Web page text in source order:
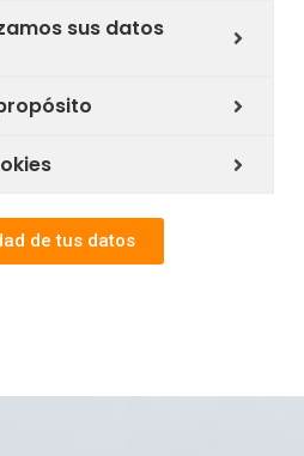
sus datos
de tus datos